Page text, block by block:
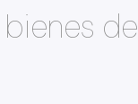
de